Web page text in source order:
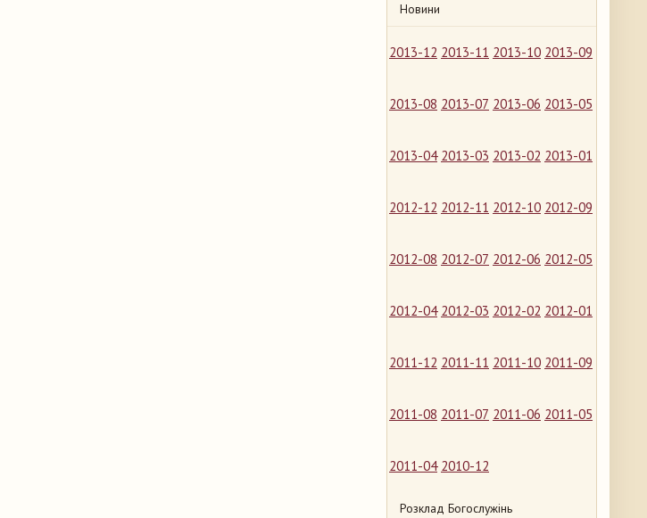
Новини
2013-12 2013-11 2013-10 2013-09
2013-08 2013-07 2013-06 2013-05
2013-04 2013-03 2013-02 2013-01
2012-12 2012-11 2012-10 2012-09
2012-08 2012-07 2012-06 2012-05
2012-04 2012-03 2012-02 2012-01
2011-12 2011-11 2011-10 2011-09
2011-08 2011-07 2011-06 2011-05
2011-04 2010-12
Розклад Богослужінь